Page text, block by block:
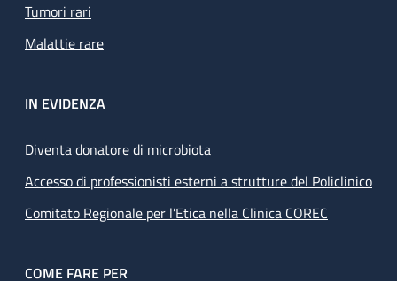
Tumori rari
Malattie rare
IN EVIDENZA
Diventa donatore di microbiota
Accesso di professionisti esterni a strutture del Policlinico
Comitato Regionale per l’Etica nella Clinica COREC
COME FARE PER